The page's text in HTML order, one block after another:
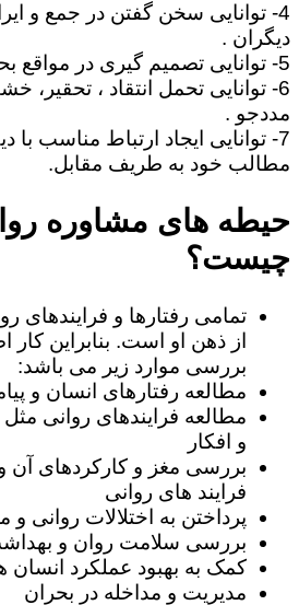
4- توانایی سخن گفتن در جمع و
دیگران .
5- توانایی تصمیم گیری در مواقع بحران .
6- توانایی تحمل انتقاد ، تحقیر،
مددجو .
7- توانایی ایجاد ارتباط مناسب با
مطالب خود به طریف مقابل.
حیطه های مشاوره
چیست؟
تمامی رفتارها و فرایندهای
از ذهن او است. بنابراین کار
بررسی موارد زیر می باشد:
مطالعه رفتارهای انسان و
مطالعه فرایندهای روانی
و افکار
بررسی مغز و کارکردهای آن
فرایند های روانی
پرداختن به اختلالات روانی
بررسی سلامت روان و
کمک به بهبود عملکرد انسان
مدیریت و مداخله در بحران